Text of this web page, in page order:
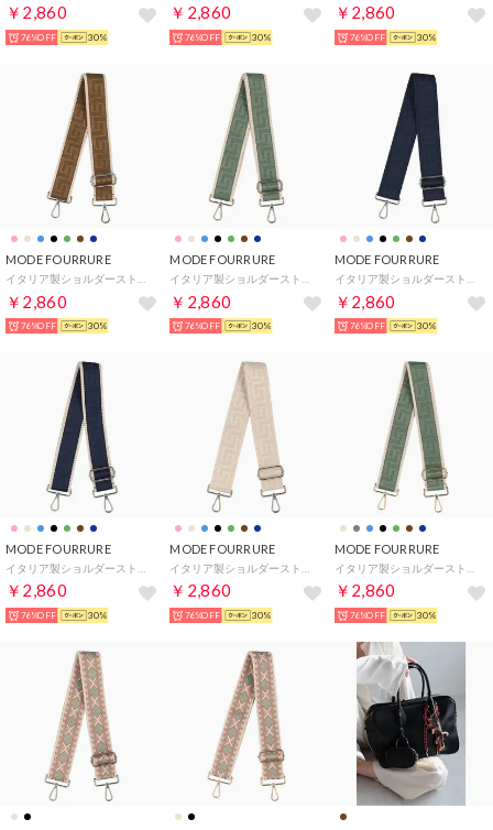
￥2,860
76%OFF 30%
￥2,860
76%OFF 30%
￥2,860
76%OFF 30%
MODE FOURRURE
￥2,860
76%OFF 30%
MODE FOURRURE
￥2,860
76%OFF 30%
MODE FOURRURE
￥2,860
76%OFF 30%
MODE FOURRURE
￥2,860
76%OFF 30%
MODE FOURRURE
￥2,860
76%OFF 30%
MODE FOURRURE
￥2,860
76%OFF 30%